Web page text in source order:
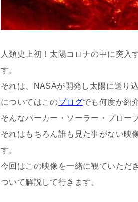
人類史上初！太陽コロナの中に突入
す。
それは、NASAが開発し太陽に送り
についてはこのブログでも何度か紹
そんなパーカー・ソーラー・プロー
それはもちろん誰も見た事がない映
す。
今回はこの映像を一緒に観ていただ
ついて解説して行きます。